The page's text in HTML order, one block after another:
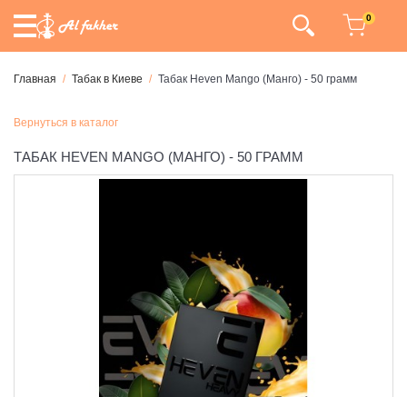
0
Главная Табак в Киеве Табак Heven Mango (Манго) - 50 грамм
Вернуться в каталог
ТАБАК HEVEN MANGO (МАНГО) - 50 ГРАММ